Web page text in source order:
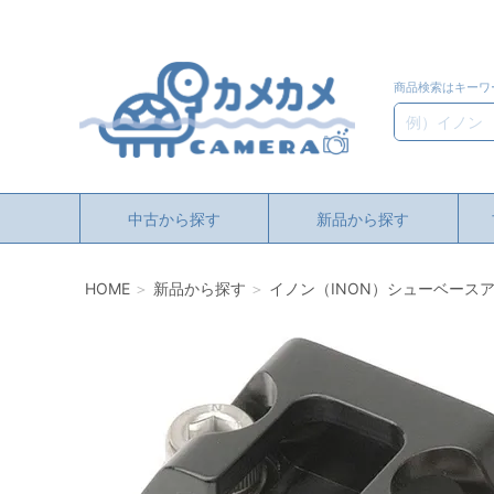
商品検索はキー
検索
中古から探す 新品から探す
HOME 新品から探す イノン（INON）シューベース